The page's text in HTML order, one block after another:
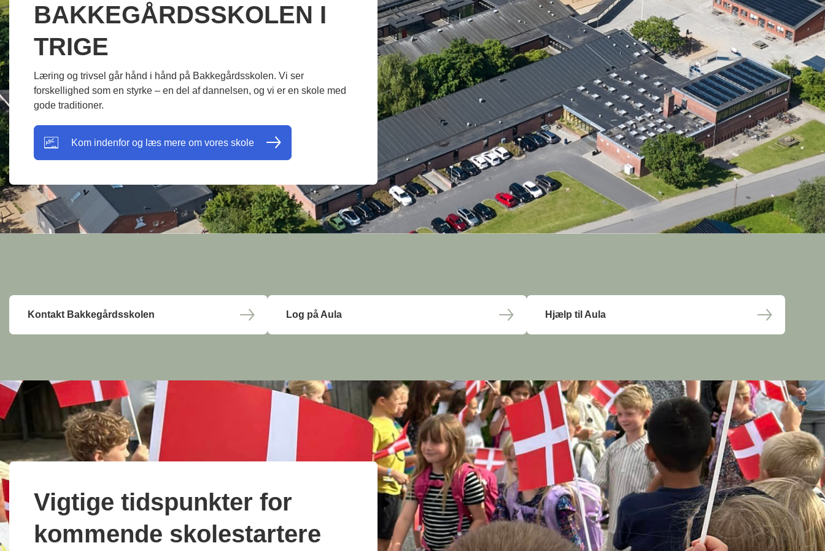
BAKKEGÅRDSSKOLEN I
TRIGE
Læring og trivsel går hånd i hånd på Bakkegårdsskolen. Vi ser
forskellighed som en styrke – en del af dannelsen, og vi er en skole med
gode traditioner.
Kom indenfor og læs mere om vores skole
Kontakt Bakkegårdsskolen Log på Aula Hjælp til Aula
Vigtige tidspunkter for
kommende skolestartere